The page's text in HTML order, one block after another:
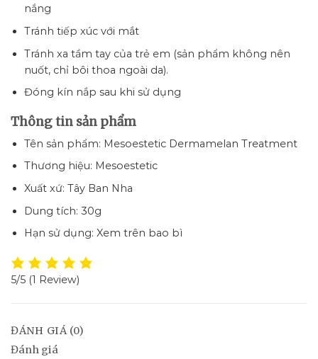
nắng
Tránh tiếp xúc với mắt
Tránh xa tầm tay của trẻ em (sản phẩm không nên
nuốt, chỉ bôi thoa ngoài da).
Đóng kín nắp sau khi sử dụng
Thông tin sản phẩm
Tên sản phẩm: Mesoestetic Dermamelan Treatment
Thương hiệu: Mesoestetic
Xuất xứ: Tây Ban Nha
Dung tích: 30g
Hạn sử dụng: Xem trên bao bì
5/5 (1 Review)
ĐÁNH GIÁ (0)
Đánh giá